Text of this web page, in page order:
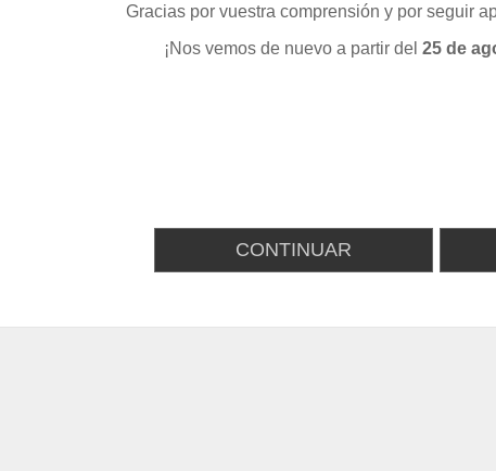
CONTINUAR
Gracias por vuestra comprensión y por seguir
¡Nos vemos de nuevo a partir del 25 de